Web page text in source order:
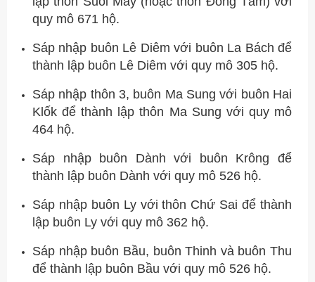
quy mô 671 hộ.
Sáp nhập buôn Lê Diêm với buôn La Bách để
thành lập buôn Lê Diêm với quy mô 305 hộ.
Sáp nhập thôn 3, buôn Ma Sung với buôn Hai
Klốk để thành lập thôn Ma Sung với quy mô
464 hộ.
Sáp nhập buôn Dành với buôn Krông để
thành lập buôn Dành với quy mô 526 hộ.
Sáp nhập buôn Ly với thôn Chứ Sai để thành
lập buôn Ly với quy mô 362 hộ.
Sáp nhập buôn Bầu, buôn Thinh và buôn Thu
để thành lập buôn Bầu với quy mô 526 hộ.